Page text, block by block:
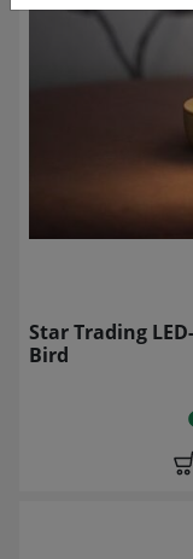
Star Trading
Bird